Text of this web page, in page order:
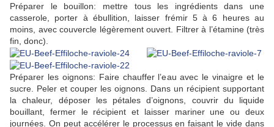
Préparer le bouillon: mettre tous les ingrédients dans une
casserole, porter à ébullition, laisser frémir 5 à 6 heures au
moins, avec couvercle légèrement ouvert. Filtrer à l’étamine (très
fin, donc).
Préparer les oignons: Faire chauffer l’eau avec le vinaigre et le
sucre. Peler et couper les oignons. Dans un récipient supportant
la chaleur, déposer les pétales d’oignons, couvrir du liquide
bouillant, fermer le récipient et laisser mariner une ou deux
journées. On peut accélérer le processus en faisant le vide dans